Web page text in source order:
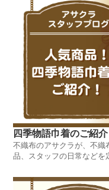
四季物語巾着のご紹介
不織布のアサクラが、不
品、スタッフの日常などを